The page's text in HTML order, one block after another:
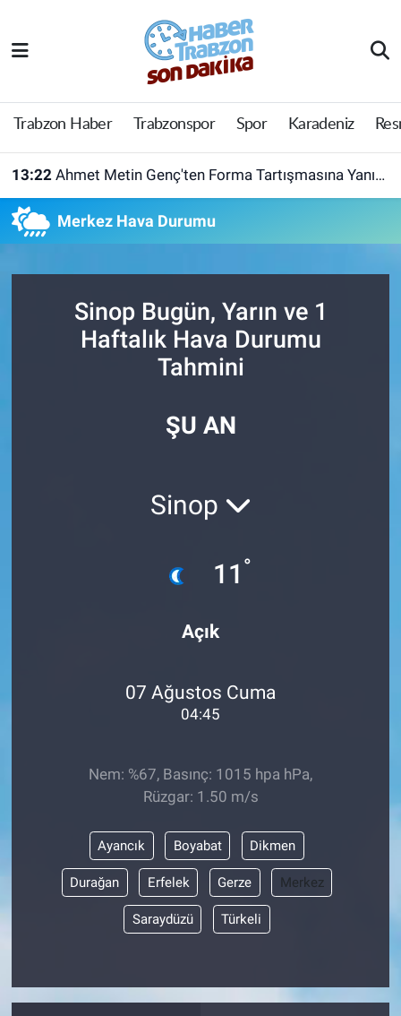
Trabzon Haber Trabzonspor Spor Karadeniz
13:22 Ahmet Metin Genç'ten Forma Tartışmasına Yanıt! Belediyeden Açıklama Geldi
Merkez Hava Durumu
Sinop Bugün, Yarın ve 1
Haftalık Hava Durumu
Tahmini
ŞU AN
Sinop
11 °
Açık
07 Ağustos Cuma
04:45
Nem: %67, Basınç: 1015 hpa hPa,
Rüzgar: 1.50 m/s
Ayancık Boyabat Dikmen
Durağan Erfelek Gerze Merkez
Saraydüzü Türkeli
Trabzon Haber
Trabzonspor
Perde Arkası
Trabzon Nöbetçi Eczaneler
Trabzon Hava Durumu
Son Dakika Haberleri